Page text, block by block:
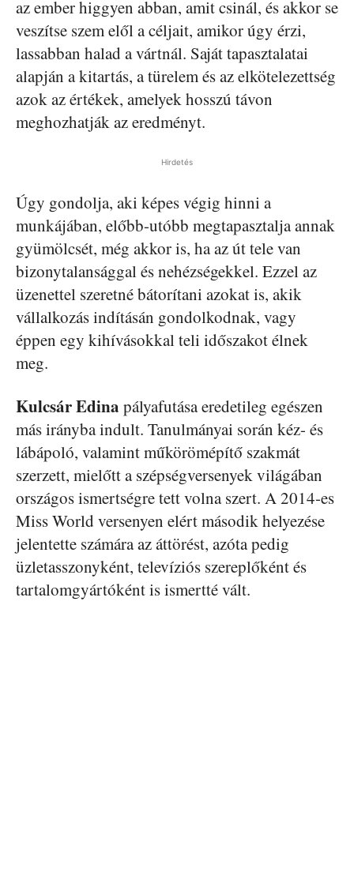
az ember higgyen abban, amit csinál, és akkor se
veszítse szem elől a céljait, amikor úgy érzi,
lassabban halad a vártnál. Saját tapasztalatai
alapján a kitartás, a türelem és az elkötelezettség
azok az értékek, amelyek hosszú távon
meghozhatják az eredményt.
Hirdetés
Úgy gondolja, aki képes végig hinni a
munkájában, előbb-utóbb megtapasztalja annak
gyümölcsét, még akkor is, ha az út tele van
bizonytalansággal és nehézségekkel. Ezzel az
üzenettel szeretné bátorítani azokat is, akik
vállalkozás indításán gondolkodnak, vagy
éppen egy kihívásokkal teli időszakot élnek
meg.
Kulcsár Edina pályafutása eredetileg egészen
más irányba indult. Tanulmányai során kéz- és
lábápoló, valamint műkörömépítő szakmát
szerzett, mielőtt a szépségversenyek világában
országos ismertségre tett volna szert. A 2014-es
Miss World versenyen elért második helyezése
jelentette számára az áttörést, azóta pedig
üzletasszonyként, televíziós szereplőként és
tartalomgyártóként is ismertté vált.